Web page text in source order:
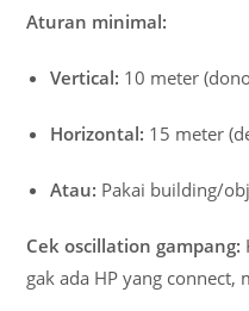
Aturan minimal:
Vertical: 10 meter
Horizontal: 15 meter
Atau: Pakai building/
Cek oscillation gampang:
gak ada HP yang